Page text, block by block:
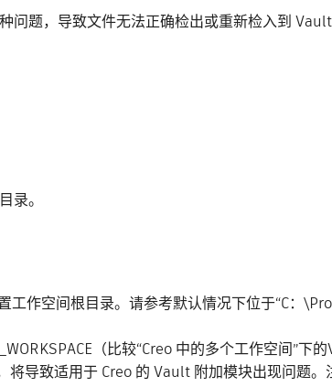
问题，导致文件无法正确检出或重新检入到 Vault
录。
置工作空间根目录。请参考默认情况下位于“C
（比较“Creo 中的多个工作空间”下的
导致适用于 Creo 的 Vault 附加模块出现问题